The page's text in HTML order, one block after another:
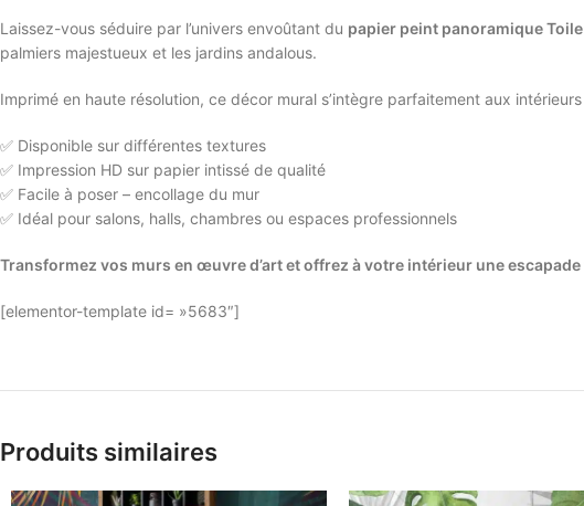
Laissez-vous séduire par l’univers envoûtant du papier peint panoramique
palmiers majestueux et les jardins andalous.
Imprimé en haute résolution, ce décor mural s’intègre parfaitement aux
✅ Disponible sur différentes textures
✅ Impression HD sur papier intissé de qualité
✅ Facile à poser – encollage du mur
✅ Idéal pour salons, halls, chambres ou espaces professionnels
Transformez vos murs en œuvre d’art et offrez à votre intérieur une
[elementor-template id= »5683″]
Produits similaires